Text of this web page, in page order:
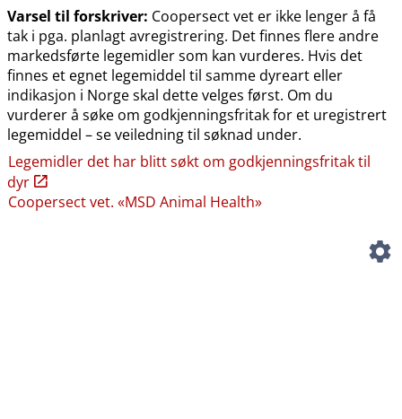
Varsel til forskriver: Coopersect vet er ikke lenger å få
tak i pga. planlagt avregistrering. Det finnes flere andre
markedsførte legemidler som kan vurderes. Hvis det
finnes et egnet legemiddel til samme dyreart eller
indikasjon i Norge skal dette velges først. Om du
vurderer å søke om godkjenningsfritak for et uregistrert
legemiddel – se veiledning til søknad under.
Legemidler det har blitt søkt om godkjenningsfritak til
dyr
Coopersect vet. «MSD Animal Health»